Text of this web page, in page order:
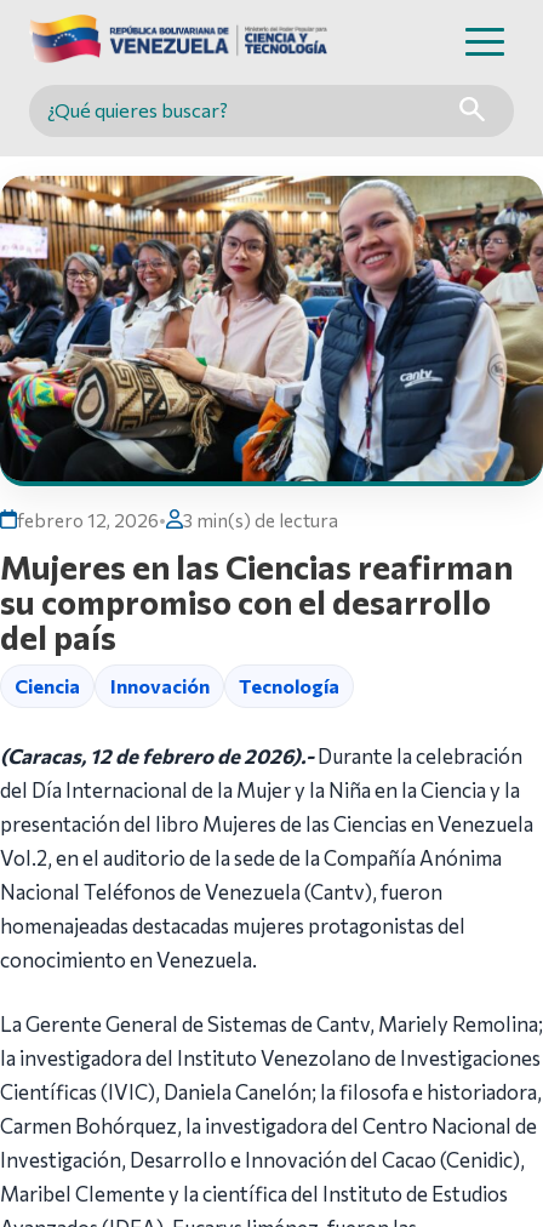
Buscar en MINCYT
febrero 12, 2026• 3 min(s) de lectura
Mujeres en las Ciencias reafirman
su compromiso con el desarrollo
del país
Ciencia Innovación Tecnología
(Caracas, 12 de febrero de 2026).-Durante la celebración
del Día Internacional de la Mujer y la Niña en la Ciencia y la
presentación del libro Mujeres de las Ciencias en Venezuela
Vol.2, en el auditorio de la sede de la Compañía Anónima
Nacional Teléfonos de Venezuela (Cantv), fueron
homenajeadas destacadas mujeres protagonistas del
conocimiento en Venezuela.
La Gerente General de Sistemas de Cantv, Mariely Remolina;
la investigadora del Instituto Venezolano de Investigaciones
Científicas (IVIC), Daniela Canelón; la filosofa e historiadora,
Carmen Bohórquez, la investigadora del Centro Nacional de
Investigación, Desarrollo e Innovación del Cacao (Cenidic),
Maribel Clemente y la científica del Instituto de Estudios